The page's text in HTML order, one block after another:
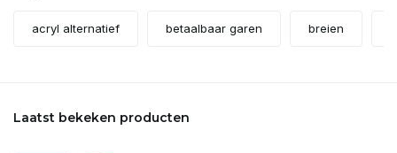
acryl alternatief betaalbaar garen breien
Laatst bekeken producten